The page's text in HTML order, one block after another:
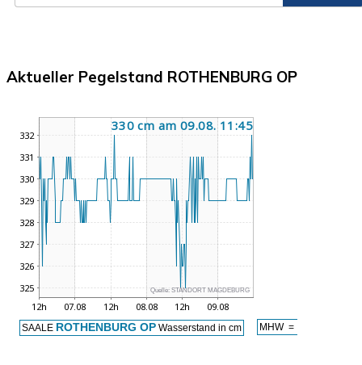
Aktueller Pegelstand ROTHENBURG OP